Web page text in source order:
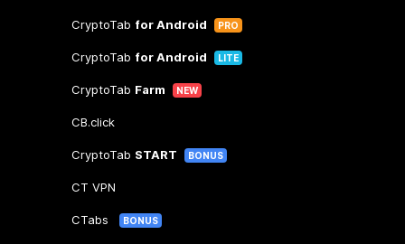
CryptoTab for Android PRO
CryptoTab for Android LITE
CryptoTab Farm NEW
CB.click
CryptoTab START BONUS
CT VPN
CTabs BONUS